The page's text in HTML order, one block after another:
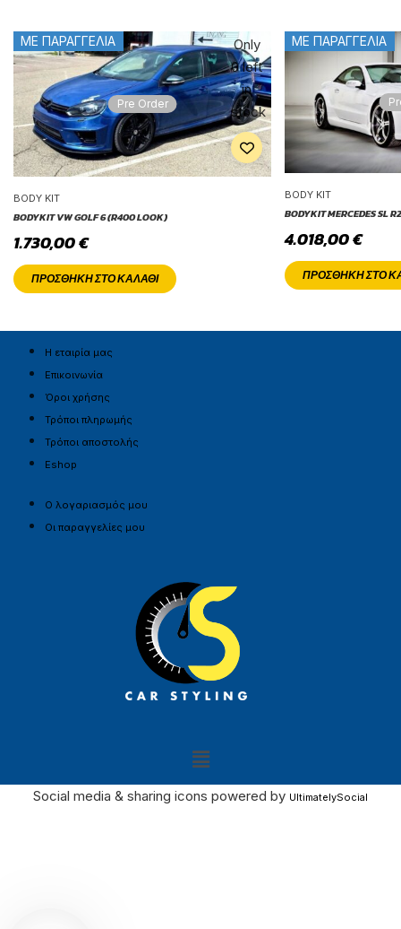
ΜΕ ΠΑΡΑΓΓΕΛΙΑ
Only
0 left
in
stock
Pre Order
BODY KIT
BODYKIT VW GOLF 6 (R400 LOOK)
1.730,00€
ΠΡΟΣΘΉΚΗ ΣΤΟ ΚΑΛΆΘΙ
ΜΕ ΠΑΡΑΓΓΕΛΙΑ
BODY KIT
BODYKIT MERCEDES SL
4.018,00€
ΠΡΟΣΘΉΚΗ ΣΤΟ
Η εταιρία μας
Επικοινωνία
Όροι χρήσης
Τρόποι πληρωμής
Τρόποι αποστολής
Eshop
Ο λογαριασμός μου
Οι παραγγελίες μου
Social media & sharing icons powered by UltimatelySocial